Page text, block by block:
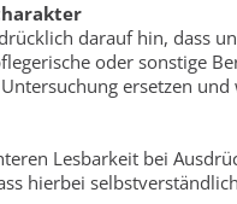
darauf hin, dass
oder sonstige
ersetzen
Lesbarkeit bei
hierbei